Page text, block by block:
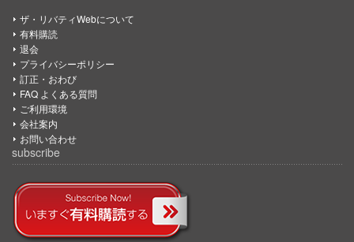
ザ・リバティWebについて
有料購読
退会
プライバシーポリシー
訂正・おわび
FAQ よくある質問
ご利用環境
会社案内
お問い合わせ
subscribe